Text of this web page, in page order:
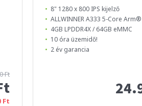
Ft
Ft
8" 1280 x 800 IPS kijelző
ALLWINNER A333 5-Core Arm®
4GB LPDDR4X / 64GB eMMC
10 óra üzemidő!
2 év garancia